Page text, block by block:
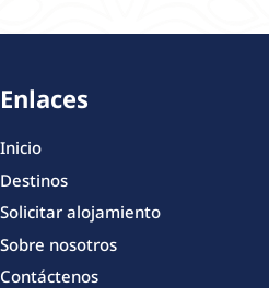
Enlaces
Inicio
Destinos
Solicitar alojamiento
Sobre nosotros
Contáctenos